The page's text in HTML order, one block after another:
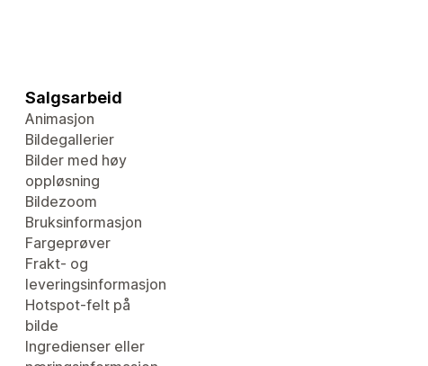
Salgsarbeid
Animasjon
Bildegallerier
Bilder med høy
oppløsning
Bildezoom
Bruksinformasjon
Fargeprøver
Frakt- og
leveringsinformasjon
Hotspot-felt på
bilde
Ingredienser eller